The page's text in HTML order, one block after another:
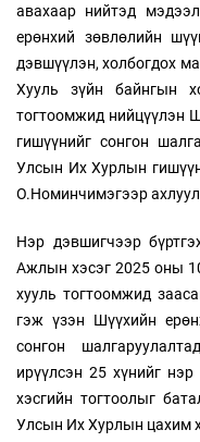
авахаар нийтэд
ерөнхий зөвлөлийн
дэвшүүлэн, холбогдох
Хууль зүйн байнгын
тогтоомжид нийцүүлэн
гишүүнийг сонгон
Улсын Их Хурлын
О.Номинчимэгээр
Нэр дэвшигчээр
Ажлын хэсэг 2025 оны
хууль тогтоомжид
гэж үзэн Шүүхийн
сонгон
ирүүлсэн 25 хүнийг
хэсгийн тогтоолыг
Улсын Их Хурлын цахим